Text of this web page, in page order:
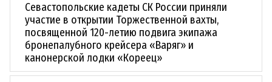
Севастопольские кадеты СК России приняли
участие в открытии Торжественной вахты,
посвященной 120-летию подвига экипажа
бронепалубного крейсера «Варяг» и
канонерской лодки «Кореец»